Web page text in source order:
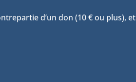
d’un don (10 € ou plus), et